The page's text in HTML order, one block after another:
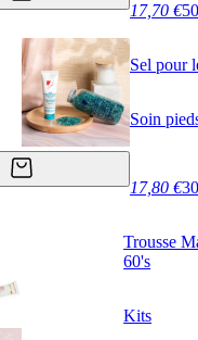
17,70 €
Sel pour
Soin
17,80 €
Trousse
60's
Kits